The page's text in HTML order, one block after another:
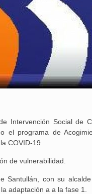
Intervención Social de
el programa de
COVID-19
de vulnerabilidad.
Santullán, con su
adaptación a a la fase 1.